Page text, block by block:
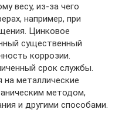
весу, из-за чего
например, при
Цинковое
существенный
коррозии.
срок службы.
металлические
методом,
и другими способами.